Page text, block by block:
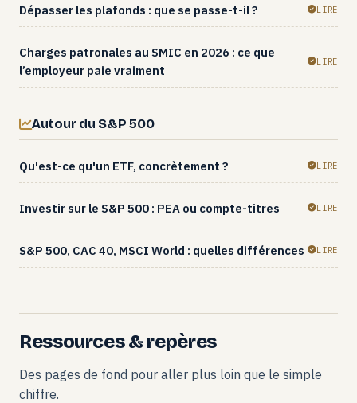
Dépasser les plafonds : que se passe-t-il ? LIRE
Charges patronales au SMIC en 2026 : ce que
l’employeur paie vraiment
LIRE
Autour du S&P 500
Qu'est-ce qu'un ETF, concrètement ? LIRE
Investir sur le S&P 500 : PEA ou compte-titres LIRE
S&P 500, CAC 40, MSCI World : quelles différences LIRE
Ressources & repères
Des pages de fond pour aller plus loin que le simple
chiffre.